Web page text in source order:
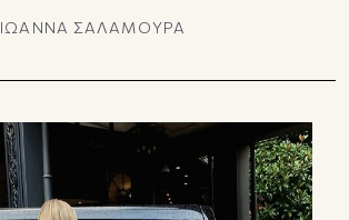
ΙΩΑΝΝΑ ΣΑΛΑΜΟΥΡΑ